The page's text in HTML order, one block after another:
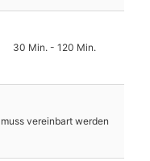
30 Min. - 120 Min.
muss vereinbart werden